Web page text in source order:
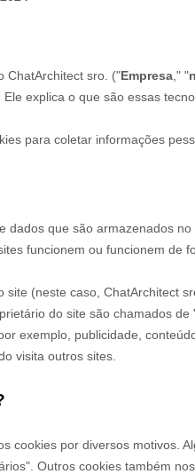
ChatArchitect sro. ("Empresa ," "
Ele explica o que são essas
para coletar informações
dados que são armazenados
funcionem ou funcionem de
site (neste caso, ChatArchitect
do site são chamados
exemplo, publicidade,
visita outros sites.
cookies por diversos motivos.
Outros cookies também